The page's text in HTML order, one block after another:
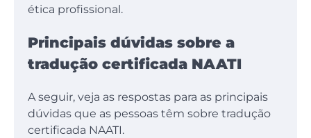
ética profissional.
Principais dúvidas sobre a
tradução certificada NAATI
A seguir, veja as respostas para as principais
dúvidas que as pessoas têm sobre tradução
certificada NAATI.